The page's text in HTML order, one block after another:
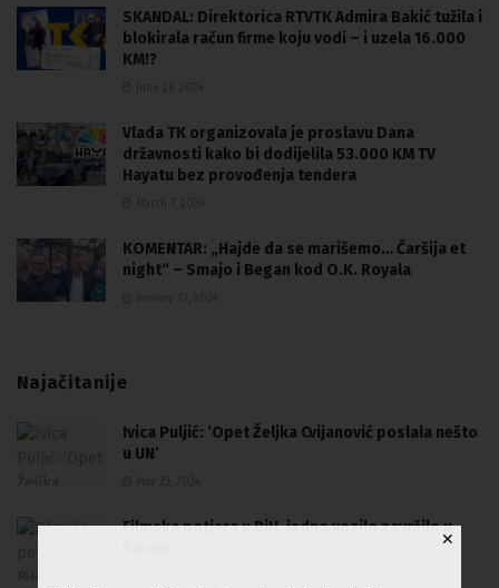
SKANDAL: Direktorica RTVTK Admira Bakić tužila i
blokirala račun firme koju vodi – i uzela 16.000
KM!?
Vlada TK organizovala je proslavu Dana
državnosti kako bi dodijelila 53.000 KM TV
Hayatu bez provođenja tendera
KOMENTAR: „Hajde da se marišemo… Čaršija et
night“ – Smajo i Began kod O.K. Royala
Najačitanije
Ivica Puljić: ‘Opet Željka Cvijanović poslala nešto
u UN’
Filmska potjera u BiH, jedno vozilo završilo u
✕